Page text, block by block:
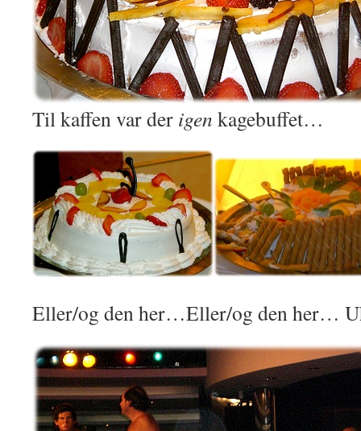
Til kaffen var der igen kagebuffet…
Eller/og den her…Eller/og den her…